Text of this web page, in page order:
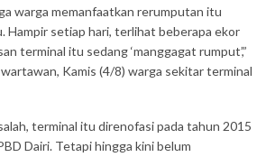
warga memanfaatkan rerumputan itu
Hampir setiap hari, terlihat beberapa ekor
terminal itu sedang ‘manggagat rumput’,”
Kamis (4/8) warga sekitar terminal
terminal itu direnofasi pada tahun 2015
Dairi. Tetapi hingga kini belum